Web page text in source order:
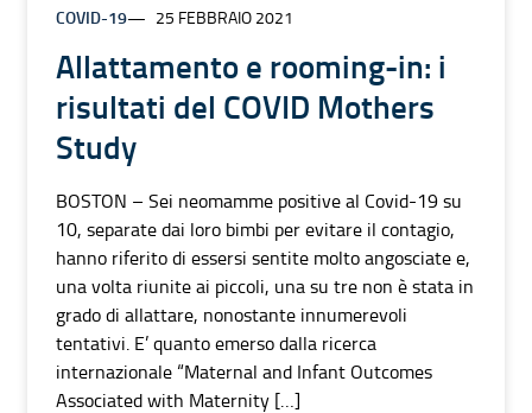
COVID-19 25 FEBBRAIO 2021
Allattamento e rooming-in: i
risultati del COVID Mothers
Study
BOSTON – Sei neomamme positive al Covid-19 su
10, separate dai loro bimbi per evitare il contagio,
hanno riferito di essersi sentite molto angosciate e,
una volta riunite ai piccoli, una su tre non è stata in
grado di allattare, nonostante innumerevoli
tentativi. E’ quanto emerso dalla ricerca
internazionale “Maternal and Infant Outcomes
Associated with Maternity […]